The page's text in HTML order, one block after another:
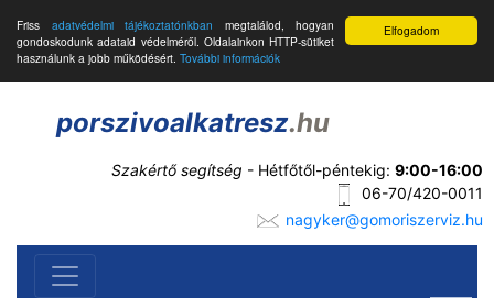
Elfogadom
Friss adatvédelmi tájékoztatónkban megtalálod, hogyan
gondoskodunk adataid védelméről. Oldalainkon HTTP-sütiket
használunk a jobb működésért. További információk
porszivoalkatresz.hu
Szakértő segítség - Hétfőtől-péntekig: 9:00-16:00
06-70/420-0011
nagyker@gomoriszerviz.hu